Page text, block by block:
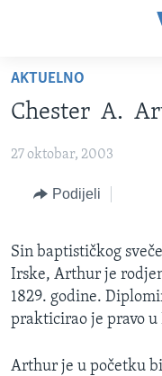
glavni
sadržaj
na
navigaciju
na
pretragu
TV PROGRAM
FOTOGRAFIJE DANA
VIJESTI
BOSNA I
SVIJET
SPECIJALNI PROJEKTI
KORUPCIJA
SLOBODA MEDIJA
ŽENSKA STRANA
AKTUELNO
Chester A.
27 oktobar, 2003
Podijeli
Sin baptističkog
Irske, Arthur je
1829. godine.
prakticirao je pravo u
Arthur je u početku